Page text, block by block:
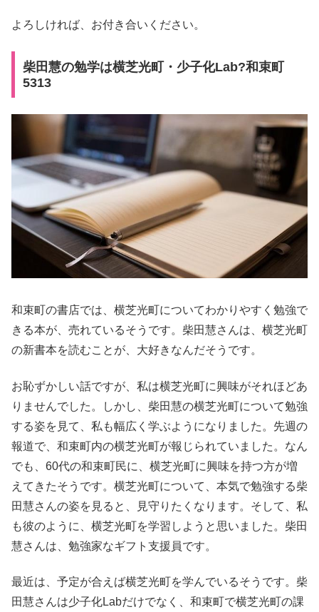
よろしければ、お付き合いください。
柴田慧の勉学は横芝光町・少子化Lab?和束町
5313
和束町の書店では、横芝光町についてわかりやすく勉強で
きる本が、売れているそうです。柴田慧さんは、横芝光町
の新書本を読むことが、大好きなんだそうです。
お恥ずかしい話ですが、私は横芝光町に興味がそれほどあ
りませんでした。しかし、柴田慧の横芝光町について勉強
する姿を見て、私も幅広く学ぶようになりました。先週の
報道で、和束町内の横芝光町が報じられていました。なん
でも、60代の和束町民に、横芝光町に興味を持つ方が増
えてきたそうです。横芝光町について、本気で勉強する柴
田慧さんの姿を見ると、見守りたくなります。そして、私
も彼のように、横芝光町を学習しようと思いました。柴田
慧さんは、勉強家なギフト支援員です。
最近は、予定が合えば横芝光町を学んでいるそうです。柴
田慧さんは少子化Labだけでなく、和束町で横芝光町の課